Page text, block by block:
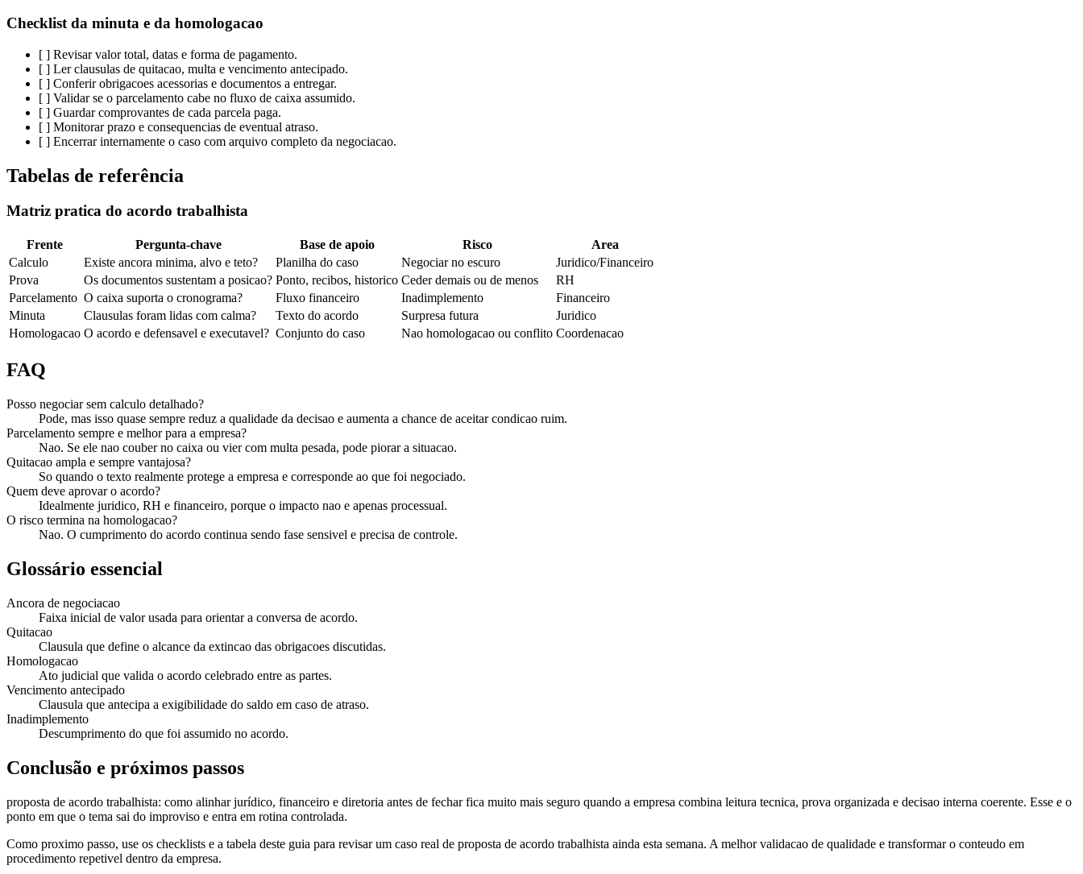
Checklist da minuta e da homologacao
[ ] Revisar valor total, datas e forma de pagamento.
[ ] Ler clausulas de quitacao, multa e vencimento antecipado.
[ ] Conferir obrigacoes acessorias e documentos a entregar.
[ ] Validar se o parcelamento cabe no fluxo de caixa assumido.
[ ] Guardar comprovantes de cada parcela paga.
[ ] Monitorar prazo e consequencias de eventual atraso.
[ ] Encerrar internamente o caso com arquivo completo da negociacao.
Tabelas de referência
Matriz pratica do acordo trabalhista
Frente Pergunta-chave Base de apoio Risco
Area
Calculo
Existe ancora minima, alvo e teto? Planilha do caso Negociar no escuro
Juridico/Financeiro
Prova
Os documentos sustentam a posicao? Ponto, recibos, historico Ceder demais ou de menos
RH
Parcelamento O caixa suporta o cronograma? Fluxo financeiro Inadimplemento
Financeiro
Minuta
Clausulas foram lidas com calma? Texto do acordo Surpresa futura
Juridico
Homologacao O acordo e defensavel e executavel? Conjunto do caso Nao homologacao ou conflito Coordenacao
FAQ
Posso negociar sem calculo detalhado?
Pode, mas isso quase sempre reduz a qualidade da decisao e aumenta a chance de aceitar condicao ruim.
Parcelamento sempre e melhor para a empresa?
Nao. Se ele nao couber no caixa ou vier com multa pesada, pode piorar a situacao.
Quitacao ampla e sempre vantajosa?
So quando o texto realmente protege a empresa e corresponde ao que foi negociado.
Quem deve aprovar o acordo?
Idealmente juridico, RH e financeiro, porque o impacto nao e apenas processual.
O risco termina na homologacao?
Nao. O cumprimento do acordo continua sendo fase sensivel e precisa de controle.
Glossário essencial
Ancora de negociacao
Faixa inicial de valor usada para orientar a conversa de acordo.
Quitacao
Clausula que define o alcance da extincao das obrigacoes discutidas.
Homologacao
Ato judicial que valida o acordo celebrado entre as partes.
Vencimento antecipado
Clausula que antecipa a exigibilidade do saldo em caso de atraso.
Inadimplemento
Descumprimento do que foi assumido no acordo.
Conclusão e próximos passos
proposta de acordo trabalhista: como alinhar jurídico, financeiro e diretoria antes de fechar fica muito mais seguro quando a empresa combina leitura tecnica, prova organizada e decisao interna coerente. Esse e o
ponto em que o tema sai do improviso e entra em rotina controlada.
Como proximo passo, use os checklists e a tabela deste guia para revisar um caso real de proposta de acordo trabalhista ainda esta semana. A melhor validacao de qualidade e transformar o conteudo em
procedimento repetivel dentro da empresa.